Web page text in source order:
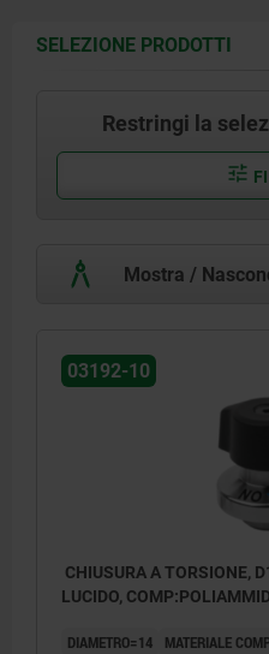
SELEZIONE PRODOTTI
Restringi la
Mostra /
03192-10
CHIUSURA A TORSIONE,
LUCIDO,
DIAMETRO=14 MATERIALE